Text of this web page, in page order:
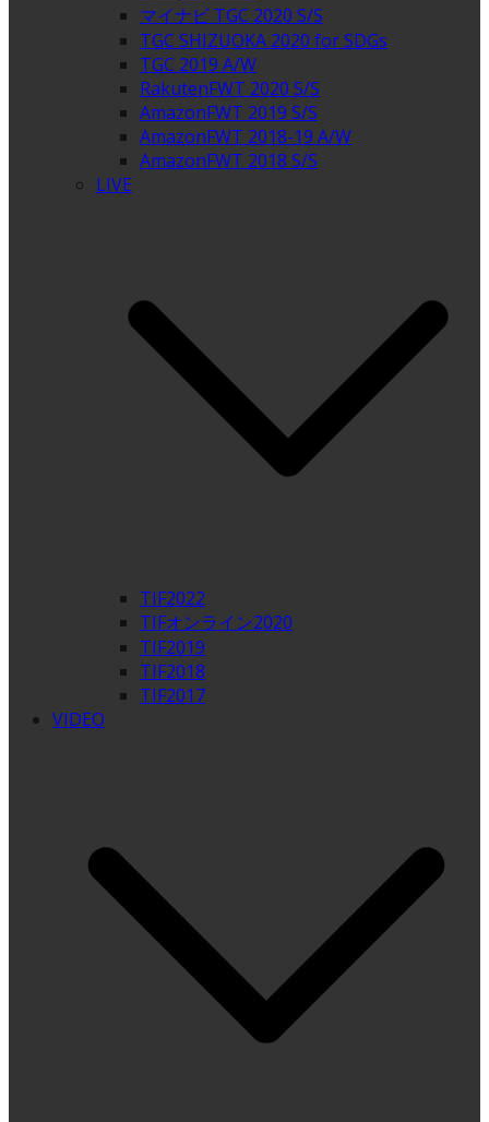
マイナビ TGC 2020 S/S
TGC SHIZUOKA 2020 for SDGs
TGC 2019 A/W
RakutenFWT 2020 S/S
AmazonFWT 2019 S/S
AmazonFWT 2018-19 A/W
AmazonFWT 2018 S/S
LIVE
TIF2022
TIFオンライン2020
TIF2019
TIF2018
TIF2017
VIDEO